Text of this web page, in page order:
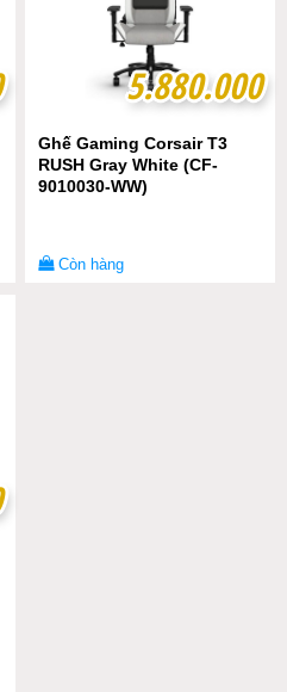
5.880.000
5.880.000
Ghế Gaming Corsair T3
RUSH Gray White (CF-
9010030-WW)
Còn hàng